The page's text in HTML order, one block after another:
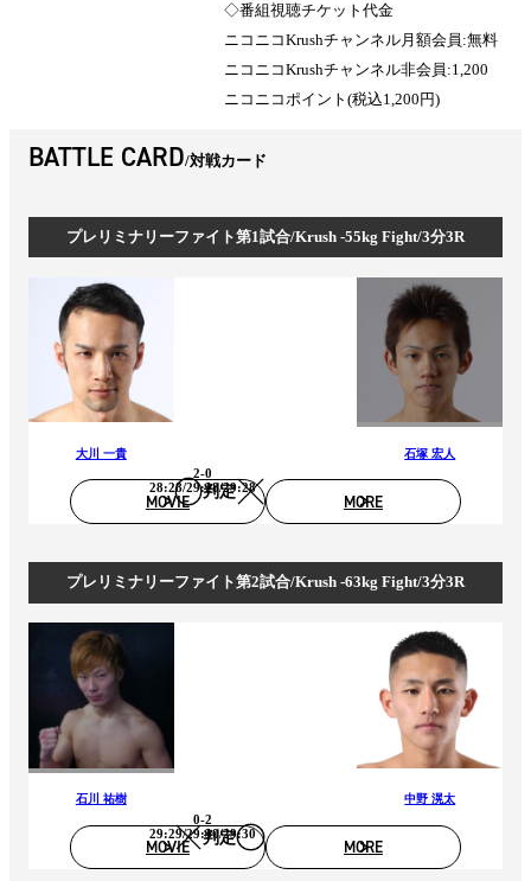
◇番組視聴チケット代金
ニコニコKrushチャンネル月額会員:無料
ニコニコKrushチャンネル非会員:1,200
ニコニコポイント(税込1,200円)
BATTLE CARD 対戦カード
プレリミナリーファイト第1試合/Krush -55kg Fight/3分3R
大川 一貴
判定
2-0
28:28/29:28/29:28
石塚 宏人
MOVIE MORE
プレリミナリーファイト第2試合/Krush -63kg Fight/3分3R
石川 祐樹
判定
0-2
29:29/29:30/29:30
中野 滉太
MOVIE MORE